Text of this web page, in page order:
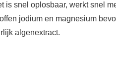
is snel oplosbaar, werkt snel
jodium en magnesium
algenextract.